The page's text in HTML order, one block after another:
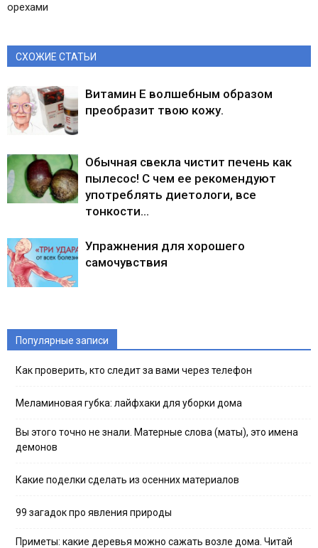
орехами
СХОЖИЕ СТАТЬИ
Витамин Е волшебным образом
преобразит твою кожу.
Обычная свекла чистит печень как
пылесос! С чем ее рекомендуют
употреблять диетологи, все
тонкости…
Упражнения для хорошего
самочувствия
Популярные записи
Как проверить, кто следит за вами через телефон
Меламиновая губка: лайфхаки для уборки дома
Вы этого точно не знали. Матерные слова (маты), это имена
демонов
Какие поделки сделать из осенних материалов
99 загадок про явления природы
Приметы: какие деревья можно сажать возле дома. Читай